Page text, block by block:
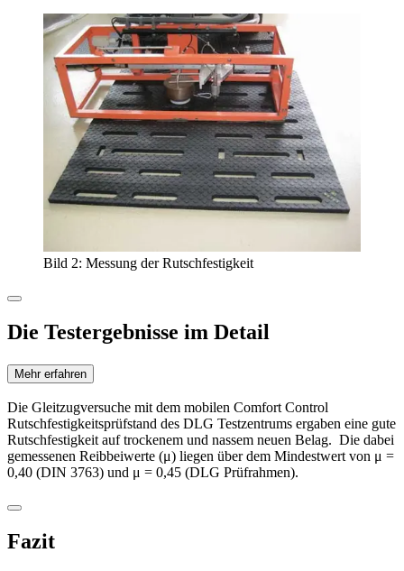
Bild 2: Messung der Rutschfestigkeit
Die Testergebnisse im Detail
Mehr erfahren
Die Gleitzugversuche mit dem mobilen Comfort Control
Rutschfestigkeitsprüfstand des DLG Testzentrums ergaben eine gute
Rutschfestigkeit auf trockenem und nassem neuen Belag. Die dabei
gemessenen Reibbeiwerte (μ) liegen über dem Mindestwert von μ =
0,40 (DIN 3763) und μ = 0,45 (DLG Prüfrahmen).
Fazit